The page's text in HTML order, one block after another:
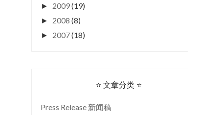
► 2009(19)
► 2008 (8)
► 2007(18)
⭐ 文章分类 ⭐
Press Release 新闻稿